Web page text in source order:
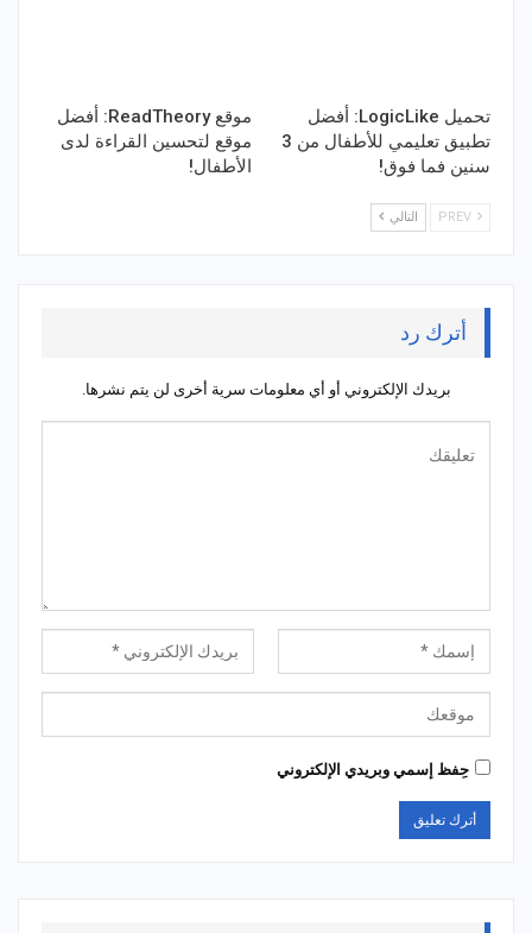
تحميل LogicLike: أفضل
تطبيق تعليمي للأطفال من 3
سنين فما فوق!
موقع ReadTheory: أفضل
موقع لتحسين القراءة لدى
الأطفال!
التالي
أترك رد
بريدك الإلكتروني أو أي معلومات سرية أخرى لن يتم نشرها.
حِفظ إسمي وبريدي الإلكتروني